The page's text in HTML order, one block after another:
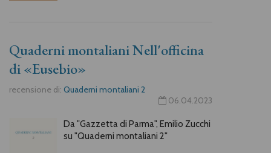
Quaderni montaliani Nell'officina
di «Eusebio»
recensione di: Quaderni montaliani 2
06.04.2023
Da "Gazzetta di Parma", Emilio Zucchi
su "Quaderni montaliani 2"